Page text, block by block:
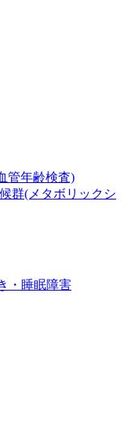
管年齢検査)
群(メタボリックシ
・睡眠障害